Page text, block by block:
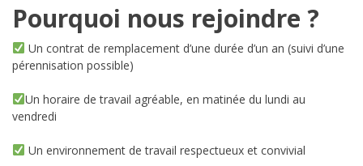
Pourquoi nous rejoindre ?
Un contrat de remplacement d’une durée d’un an (suivi d’une
pérennisation possible)
Un horaire de travail agréable, en matinée du lundi au
vendredi
Un environnement de travail respectueux et convivial